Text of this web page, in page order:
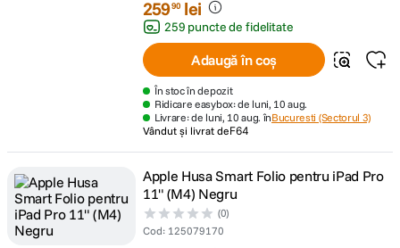
25990 lei
259 puncte de fidelitate
Adaugă în coș
În stoc în depozit
Ridicare easybox: de luni, 10 aug.
Livrare: de luni, 10 aug. înBucuresti (Sectorul 3)
Vândut și livrat deF64
Apple Husa Smart Folio pentru iPad Pro
11" (M4) Negru
(0)
Cod: 125079170